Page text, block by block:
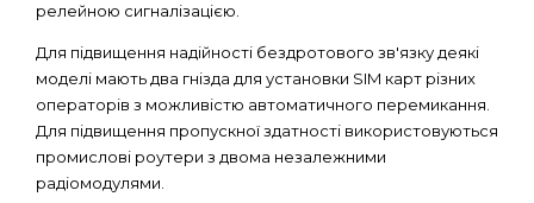
релейною сигналізацією.
Для підвищення надійності бездротового зв'язку деякі
моделі мають два гнізда для установки SIM карт різних
операторів з можливістю автоматичного перемикання.
Для підвищення пропускної здатності використовуються
промислові роутери з двома незалежними
радіомодулями.